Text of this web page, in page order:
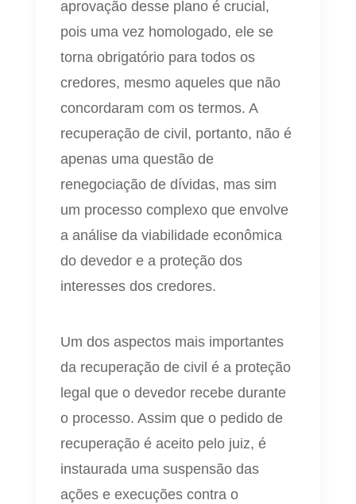
aprovação desse plano é crucial,
pois uma vez homologado, ele se
torna obrigatório para todos os
credores, mesmo aqueles que não
concordaram com os termos. A
recuperação de civil, portanto, não é
apenas uma questão de
renegociação de dívidas, mas sim
um processo complexo que envolve
a análise da viabilidade econômica
do devedor e a proteção dos
interesses dos credores.
Um dos aspectos mais importantes
da recuperação de civil é a proteção
legal que o devedor recebe durante
o processo. Assim que o pedido de
recuperação é aceito pelo juiz, é
instaurada uma suspensão das
ações e execuções contra o